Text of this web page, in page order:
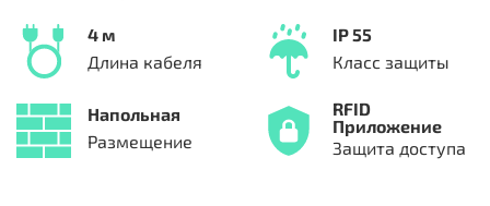
Напольная
Размещение
4 м
Длина кабеля
RFID
Приложение
Защита доступа
IP 55
Класс защиты